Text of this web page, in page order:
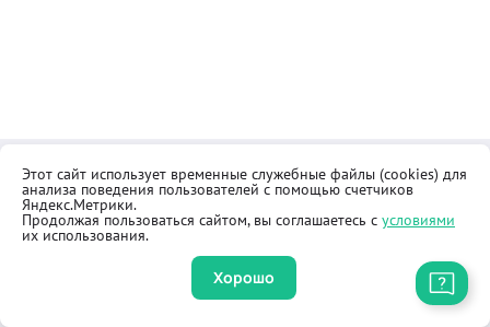
Контакты
Как купить
Общественная приёмная
Реквизиты
Оферта
Правила продажи товаров
Этот сайт использует временные служебные файлы (cookies) для
анализа поведения пользователей с помощью счетчиков
Яндекс.Метрики.
Продолжая пользоваться сайтом, вы соглашаетесь с условиями
их использования.
Хорошо